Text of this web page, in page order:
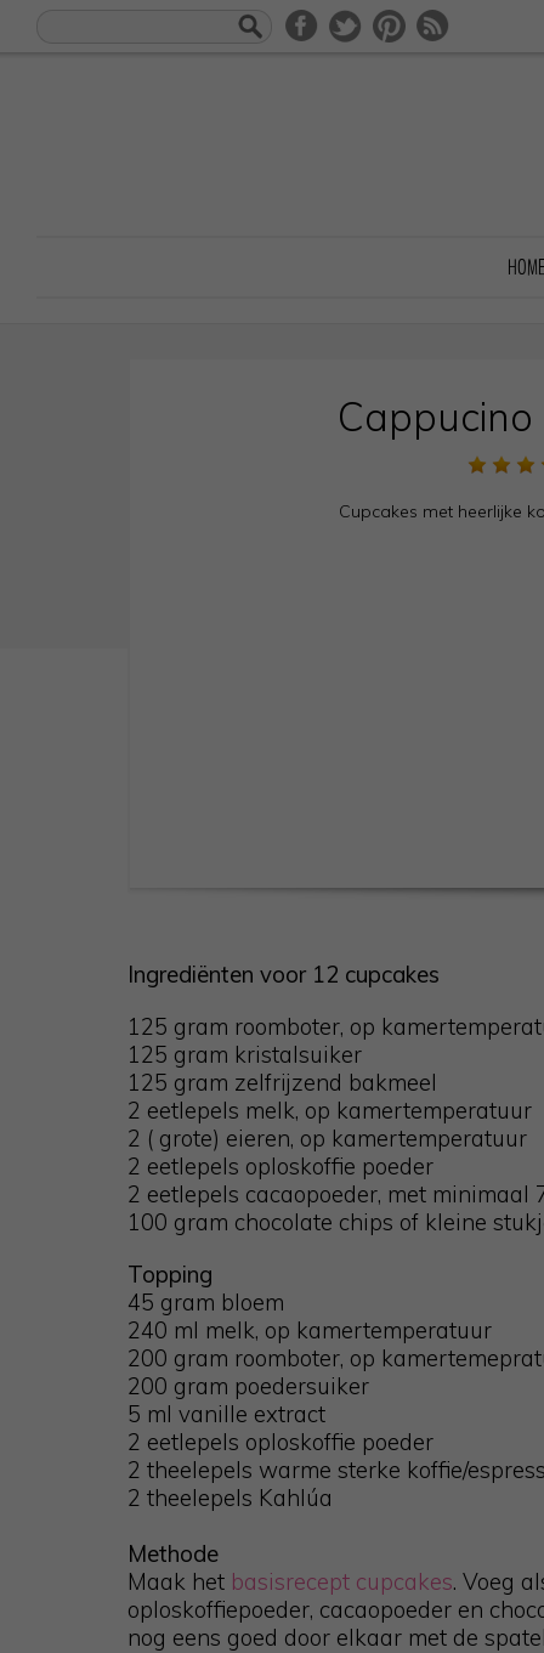
HOME
Cupcakes met heerlijke
Ingrediënten voor 12 cupcakes
125 gram roomboter, op
125 gram kristalsuiker
125 gram zelfrijzend bakmeel
2 eetlepels melk, op kamertemperatuur
2 ( grote) eieren, op kamertemperatuur
2 eetlepels oploskoffie poeder
2 eetlepels cacaopoeder, met minimaal
100 gram chocolate chips of kleine
Topping
45 gram bloem
240 ml melk, op kamertemperatuur
200 gram roomboter, op
200 gram poedersuiker
5 ml vanille extract
2 eetlepels oploskoffie poeder
2 theelepels warme sterke koffie/
2 theelepels Kahlúa
Methode
Maak het basisrecept cupcakes. Voeg
oploskoffiepoeder, cacaopoeder en
nog eens goed door elkaar met de